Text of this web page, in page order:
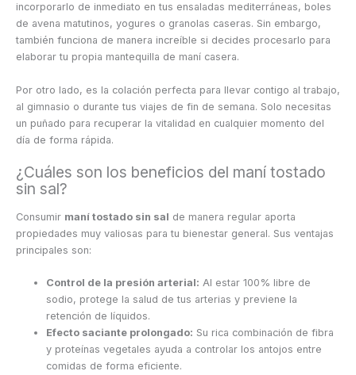
incorporarlo de inmediato en tus ensaladas mediterráneas, boles
de avena matutinos, yogures o granolas caseras. Sin embargo,
también funciona de manera increíble si decides procesarlo para
elaborar tu propia mantequilla de maní casera.
Por otro lado, es la colación perfecta para llevar contigo al trabajo,
al gimnasio o durante tus viajes de fin de semana. Solo necesitas
un puñado para recuperar la vitalidad en cualquier momento del
día de forma rápida.
¿Cuáles son los beneficios del maní tostado
sin sal?
Consumir maní tostado sin sal de manera regular aporta
propiedades muy valiosas para tu bienestar general. Sus ventajas
principales son:
Control de la presión arterial: Al estar 100% libre de
sodio, protege la salud de tus arterias y previene la
retención de líquidos.
Efecto saciante prolongado: Su rica combinación de fibra
y proteínas vegetales ayuda a controlar los antojos entre
comidas de forma eficiente.